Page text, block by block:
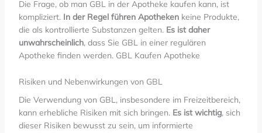
Die Frage, ob man GBL in der Apotheke kaufen kann, ist
kompliziert. In der Regel führen Apothekenkeine Produkte,
die als kontrollierte Substanzen gelten. Es ist daher
unwahrscheinlich, dass Sie GBL in einer regulären
Apotheke finden werden. GBL Kaufen Apotheke
Risiken und Nebenwirkungen von GBL
Die Verwendung von GBL, insbesondere im Freizeitbereich,
kann erhebliche Risiken mit sich bringen. Es ist wichtig, sich
dieser Risiken bewusst zu sein, um informierte